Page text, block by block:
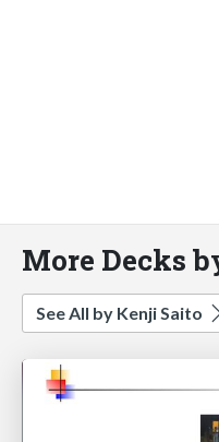
More Decks
See All by Kenji Saito